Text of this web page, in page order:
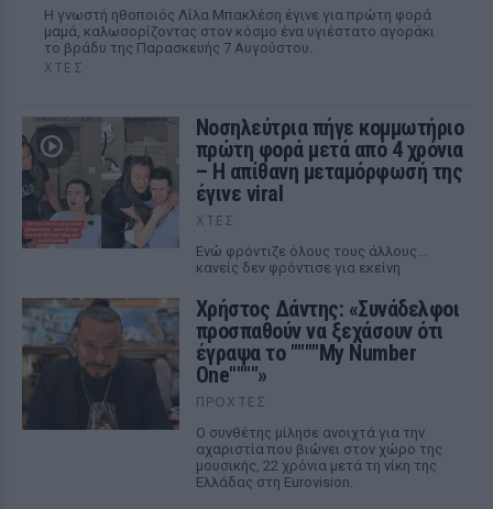
Η γνωστή ηθοποιός Λίλα Μπακλέση έγινε για πρώτη φορά
μαμά, καλωσορίζοντας στον κόσμο ένα υγιέστατο αγοράκι
το βράδυ της Παρασκευής 7 Αυγούστου.
ΧΤΕΣ
Νοσηλεύτρια πήγε κομμωτήριο
πρώτη φορά μετά από 4 χρόνια
– Η απίθανη μεταμόρφωσή της
έγινε viral
ΧΤΕΣ
Ενώ φρόντιζε όλους τους άλλους...
κανείς δεν φρόντισε για εκείνη
Χρήστος Δάντης: «Συνάδελφοι
προσπαθούν να ξεχάσουν ότι
έγραψα το """"My Number
One""""»
ΠΡΟΧΤΈΣ
Ο συνθέτης μίλησε ανοιχτά για την
αχαριστία που βιώνει στον χώρο της
μουσικής, 22 χρόνια μετά τη νίκη της
Ελλάδας στη Eurovision.